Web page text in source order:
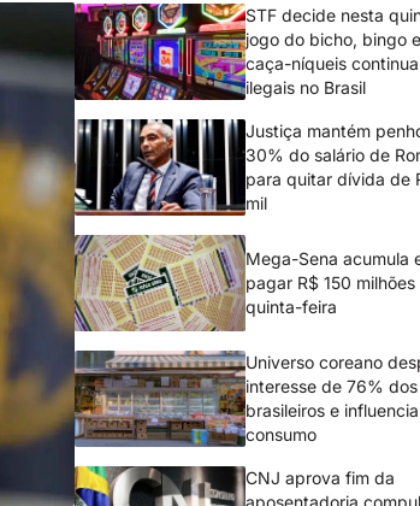
STF decide nesta
jogo do bicho, bingo e
caça-níqueis
ilegais no Brasil
Justiça mantém
30% do salário de
para quitar dívida de
mil
Mega-Sena acumula
pagar R$ 150 milhões
quinta-feira
Universo coreano
interesse de 76% dos
brasileiros e influencia
consumo
CNJ aprova fim da
aposentadoria